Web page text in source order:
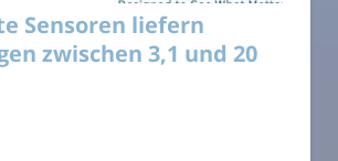
Sensoren liefern
zwischen 3,1 und 20